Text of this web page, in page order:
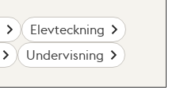
Elevteckning
Undervisning